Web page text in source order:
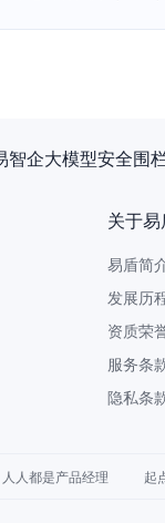
智企大模型安全围
关于
易盾简
发展历
资质荣
服务条
隐私条
人人都是产品经理 起